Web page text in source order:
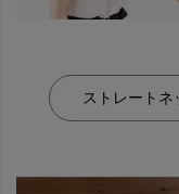
ストレート